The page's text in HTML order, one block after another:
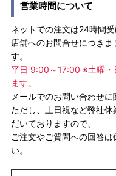
営業時間について
ネットでの注文は24時間受
店舗へのお問合せにつき
す。
平日 9:00～17:00 ※土曜・
ます。
メールでのお問い合わせ
ただし、土日祝など弊社
だいておりますので、
ご注文やご質問への回答
い。